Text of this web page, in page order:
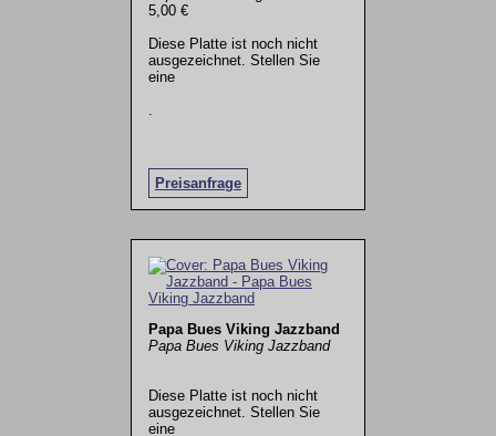
5,00 €
Diese Platte ist noch nicht
ausgezeichnet. Stellen Sie
eine
Preisanfrage
.
Papa Bues Viking Jazzband
Papa Bues Viking Jazzband
Diese Platte ist noch nicht
ausgezeichnet. Stellen Sie
eine